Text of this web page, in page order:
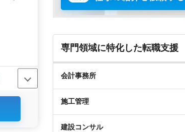
問い
ま
専門領域に特化した転職支援
会計事務所
施工管理
建設コンサル